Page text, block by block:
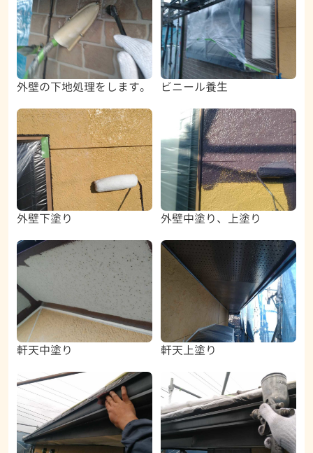
外壁の下地処理をします。 ビニール養生
外壁下塗り 外壁中塗り、上塗り
軒天中塗り 軒天上塗り